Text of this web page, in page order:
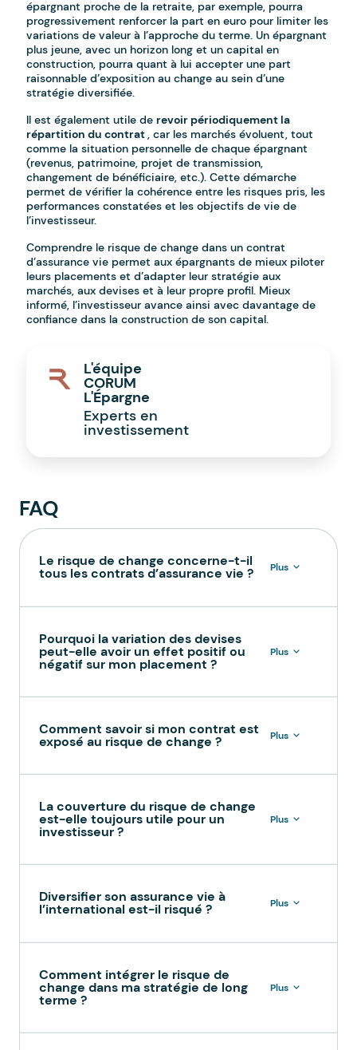
épargnant proche de la retraite, par exemple, pourra
progressivement renforcer la part en euro pour limiter les
variations de valeur à l’approche du terme. Un épargnant
plus jeune, avec un horizon long et un capital en
construction, pourra quant à lui accepter une part
raisonnable d’exposition au change au sein d’une
stratégie diversifiée.
Il est également utile derevoir périodiquement la
répartition du contrat, car les marchés évoluent, tout
comme la situation personnelle de chaque épargnant
(revenus, patrimoine, projet de transmission,
changement de bénéficiaire, etc.). Cette démarche
permet de vérifier la cohérence entre les risques pris, les
performances constatées et les objectifs de vie de
l’investisseur.
Comprendre le risque de change dans un contrat
d’assurance vie permet aux épargnants de mieux piloter
leurs placements et d’adapter leur stratégie aux
marchés, aux devises et à leur propre profil. Mieux
informé, l’investisseur avance ainsi avec davantage de
confiance dans la construction de son capital.
L'équipe
CORUM
L'Épargne
Experts en
investissement
FAQ
Le risque de change concerne-t-il
tous les contrats d’assurance vie ? Plus
Pourquoi la variation des devises
peut-elle avoir un effet positif ou
négatif sur mon placement ?
Plus
Comment savoir si mon contrat est
exposé au risque de change ? Plus
La couverture du risque de change
est-elle toujours utile pour un
investisseur ?
Plus
Diversifier son assurance vie à
l’international est-il risqué ? Plus
Comment intégrer le risque de
change dans ma stratégie de long
terme ?
Plus